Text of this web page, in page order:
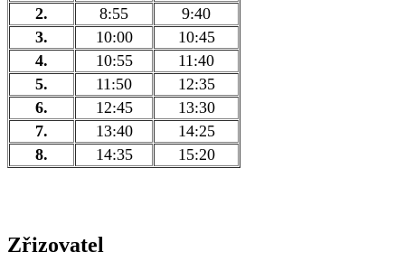
2.
8:55
9:40
3.
10:00
10:45
4.
10:55
11:40
5.
11:50
12:35
6.
12:45
13:30
7.
13:40
14:25
8.
14:35 15:20
Zřizovatel